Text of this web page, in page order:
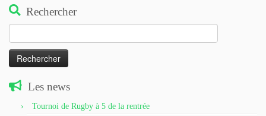
Rechercher
Les news
Tournoi de Rugby à 5 de la rentrée